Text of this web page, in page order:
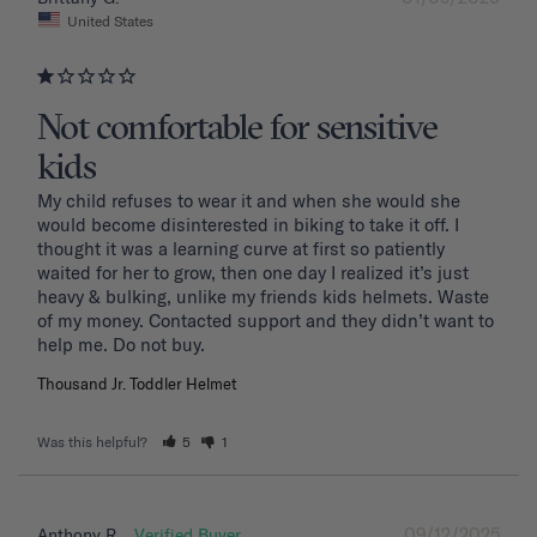
United States
Not comfortable for sensitive
kids
My child refuses to wear it and when she would she
would become disinterested in biking to take it off. I
thought it was a learning curve at first so patiently
waited for her to grow, then one day I realized it’s just
heavy & bulking, unlike my friends kids helmets. Waste
of my money. Contacted support and they didn’t want to
Thousand Jr. Toddler Helmet
Was this helpful? 5 1